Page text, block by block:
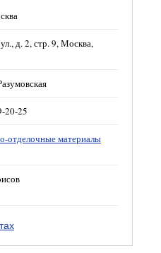
д. 2, стр. 9, Москва,
20-25
отделочные материалы